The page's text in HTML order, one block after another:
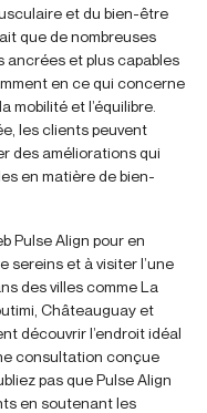
et du bien-être
que de nombreuses
ancrées et plus capables
en ce qui concerne
et l’équilibre.
les clients peuvent
des améliorations qui
en matière de bien-
Pulse Align pour en
sereins et à visiter l’une
des villes comme La
Châteauguay et
découvrir l’endroit idéal
consultation conçue
pas que Pulse Align
en soutenant les